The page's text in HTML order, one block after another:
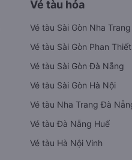
Vé tàu hỏa
Vé tàu Sài Gòn Nha Trang
Vé tàu Sài Gòn Phan Thiết
Vé tàu Sài Gòn Đà Nẵng
Vé tàu Sài Gòn Hà Nội
Vé tàu Nha Trang Đà
Vé tàu Đà Nẵng Huế
Vé tàu Hà Nội Vinh